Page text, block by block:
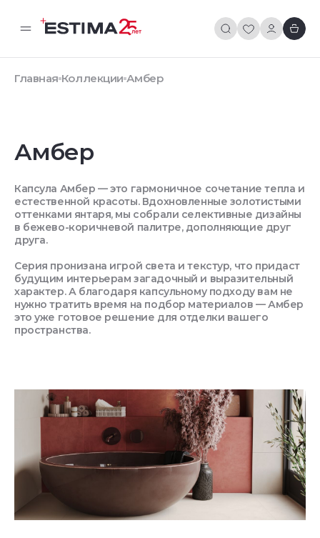
Главная Коллекции Амбер
Амбер
Капсула Амбер — это гармоничное сочетание тепла и
естественной красоты. Вдохновленные золотистыми
оттенками янтаря, мы собрали селективные дизайны
в бежево-коричневой палитре, дополняющие друг
друга.
Серия пронизана игрой света и текстур, что придаст
будущим интерьерам загадочный и выразительный
характер. А благодаря капсульному подходу вам не
нужно тратить время на подбор материалов — Амбер
это уже готовое решение для отделки вашего
пространства.